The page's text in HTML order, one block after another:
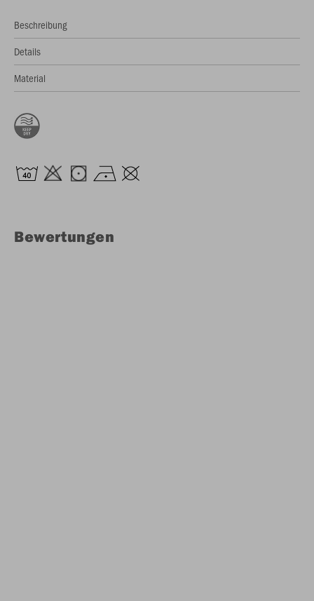
Beschreibung
Details
Material
Bewertungen